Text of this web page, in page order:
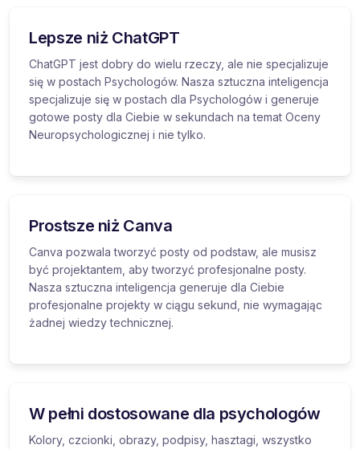
Lepsze niż ChatGPT
ChatGPT jest dobry do wielu rzeczy, ale nie specjalizuje
się w postach Psychologów. Nasza sztuczna inteligencja
specjalizuje się w postach dla Psychologów i generuje
gotowe posty dla Ciebie w sekundach na temat Oceny
Neuropsychologicznej i nie tylko.
Prostsze niż Canva
Canva pozwala tworzyć posty od podstaw, ale musisz
być projektantem, aby tworzyć profesjonalne posty.
Nasza sztuczna inteligencja generuje dla Ciebie
profesjonalne projekty w ciągu sekund, nie wymagając
żadnej wiedzy technicznej.
W pełni dostosowane dla psychologów
Kolory, czcionki, obrazy, podpisy, hasztagi, wszystko